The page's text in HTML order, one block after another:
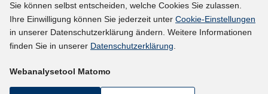
BlueSky
YouTube
LinkedIn
kununu
Sie können selbst entscheiden, welche Cookies Sie zulassen.
Ihre Einwilligung können Sie jederzeit unter Cookie-Einstellungen
in unserer Datenschutzerklärung ändern. Weitere Informationen
finden Sie in unserer Datenschutzerklärung.
Webanalysetool Matomo